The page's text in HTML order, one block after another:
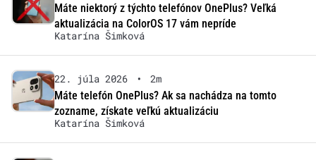
Máte niektorý z týchto telefónov OnePlus? Veľká
aktualizácia na ColorOS 17 vám nepríde
Katarína Šimková
22. júla 2026 •
2m
Máte telefón OnePlus? Ak sa nachádza na tomto
zozname, získate veľkú aktualizáciu
Katarína Šimková